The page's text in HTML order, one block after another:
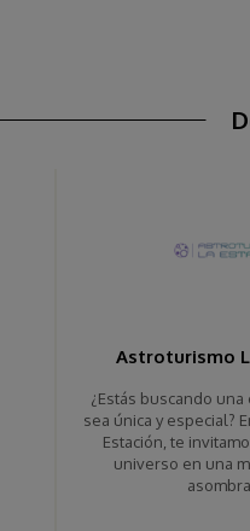
Astroturismo
¿Estás buscando
sea única y especial?
Estación, te
universo en una